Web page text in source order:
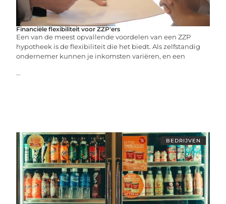
Financiële flexibiliteit voor ZZP'ers
Een van de meest opvallende voordelen van een ZZP
hypotheek is de flexibiliteit die het biedt. Als zelfstandig
ondernemer kunnen je inkomsten variëren, en een
...
BEDRIJVEN